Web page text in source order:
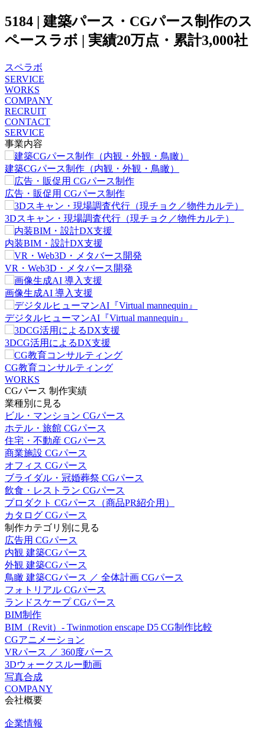
5184 | 建築パース・CGパース制作のス
ペースラボ | 実績20万点・累計3,000社
スペラボ
SERVICE
WORKS
COMPANY
RECRUIT
CONTACT
SERVICE
事業内容
建築CGパース制作（内観・外観・鳥瞰）
広告・販促用 CGパース制作
3Dスキャン・現場調査代行（現チョク／物件カルテ）
内装BIM・設計DX支援
VR・Web3D・メタバース開発
画像生成AI 導入支援
デジタルヒューマンAI『Virtual mannequin』
3DCG活用によるDX支援
CG教育コンサルティング
WORKS
CGパース 制作実績
業種別に見る
ビル・マンション CGパース
ホテル・旅館 CGパース
住宅・不動産 CGパース
商業施設 CGパース
オフィス CGパース
ブライダル・冠婚葬祭 CGパース
飲食・レストラン CGパース
プロダクト CGパース（商品PR紹介用）
カタログ CGパース
制作カテゴリ別に見る
広告用 CGパース
内観 建築CGパース
外観 建築CGパース
鳥瞰 建築CGパース ／ 全体計画 CGパース
フォトリアル CGパース
ランドスケープ CGパース
BIM制作
BIM（Revit）- Twinmotion enscape D5 CG制作比較
CGアニメーション
VRパース ／ 360度パース
3Dウォークスルー動画
写真合成
COMPANY
会社概要
企業情報